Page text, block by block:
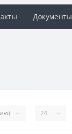
Документы